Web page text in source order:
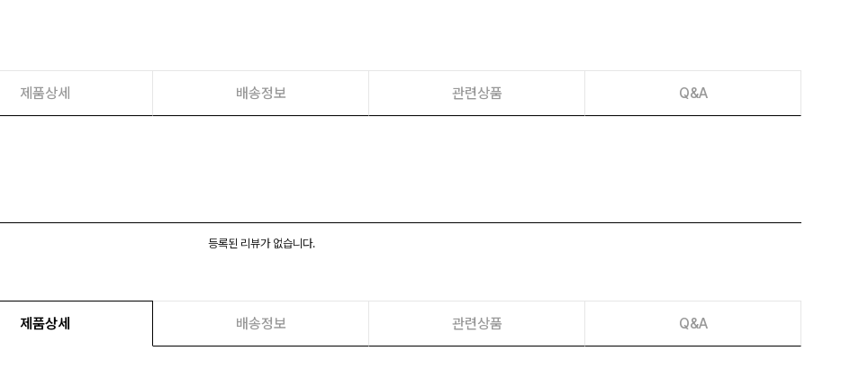
제품상세 배송정보 관련상품 Q&A
등록된 리뷰가 없습니다.
제품상세 배송정보 관련상품 Q&A